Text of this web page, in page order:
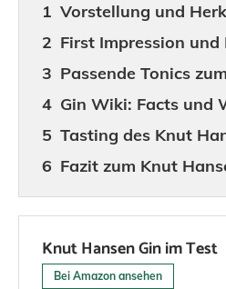
Vorstellung und
First Impression und
Passende Tonics
Gin Wiki: Facts und
Tasting des Knut
Fazit zum Knut
Knut Hansen Gin im Test
Bei Amazon ansehen